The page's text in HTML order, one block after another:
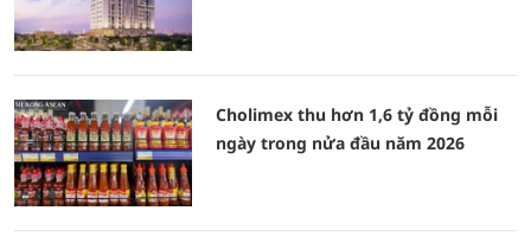
Cholimex thu hơn 1,6 tỷ đồng mỗi
ngày trong nửa đầu năm 2026